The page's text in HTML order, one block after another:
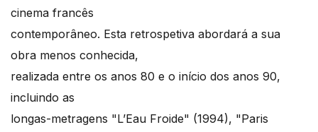
cinema francês
contemporâneo. Esta retrospetiva abordará a sua
obra menos conhecida,
realizada entre os anos 80 e o início dos anos 90,
incluindo as
longas-metragens "L’Eau Froide" (1994), "Paris